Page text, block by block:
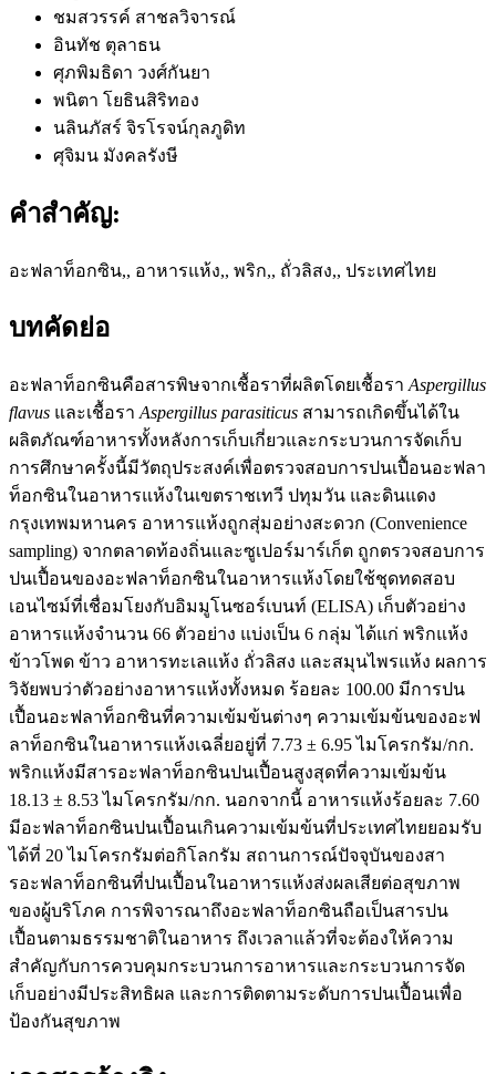
ชมสวรรค์ สาชลวิจารณ์
อินทัช ตุลาธน
ศุภพิมธิดา วงศ์กันยา
พนิตา โยธินสิริทอง
นลินภัสร์ จิรโรจน์กุลภูดิท
ศุจิมน มังคลรังษี
คำสำคัญ:
อะฟลาท็อกซิน,, อาหารแห้ง,, พริก,, ถั่วลิสง,, ประเทศไทย
บทคัดย่อ
อะฟลาท็อกซินคือสารพิษจากเชื้อราที่ผลิตโดยเชื้อรา Aspergillus
flavus และเชื้อรา Aspergillus parasiticus สามารถเกิดขึ้นได้ใน
ผลิตภัณฑ์อาหารทั้งหลังการเก็บเกี่ยวและกระบวนการจัดเก็บ
การศึกษาครั้งนี้มีวัตถุประสงค์เพื่อตรวจสอบการปนเปื้อนอะฟลา
ท็อกซินในอาหารแห้งในเขตราชเทวี ปทุมวัน และดินแดง
กรุงเทพมหานคร อาหารแห้งถูกสุ่มอย่างสะดวก (Convenience
sampling) จากตลาดท้องถิ่นและซูเปอร์มาร์เก็ต ถูกตรวจสอบการ
ปนเปื้อนของอะฟลาท็อกซินในอาหารแห้งโดยใช้ชุดทดสอบ
เอนไซม์ที่เชื่อมโยงกับอิมมูโนซอร์เบนท์ (ELISA) เก็บตัวอย่าง
อาหารแห้งจำนวน 66 ตัวอย่าง แบ่งเป็น 6 กลุ่ม ได้แก่ พริกแห้ง
ข้าวโพด ข้าว อาหารทะเลแห้ง ถั่วลิสง และสมุนไพรแห้ง ผลการ
วิจัยพบว่าตัวอย่างอาหารแห้งทั้งหมด ร้อยละ 100.00 มีการปน
เปื้อนอะฟลาท็อกซินที่ความเข้มข้นต่างๆ ความเข้มข้นของอะฟ
ลาท็อกซินในอาหารแห้งเฉลี่ยอยู่ที่ 7.73 ± 6.95 ไมโครกรัม/กก.
พริกแห้งมีสารอะฟลาท็อกซินปนเปื้อนสูงสุดที่ความเข้มข้น
18.13 ± 8.53 ไมโครกรัม/กก. นอกจากนี้ อาหารแห้งร้อยละ 7.60
มีอะฟลาท็อกซินปนเปื้อนเกินความเข้มข้นที่ประเทศไทยยอมรับ
ได้ที่ 20 ไมโครกรัมต่อกิโลกรัม สถานการณ์ปัจจุบันของสา
รอะฟลาท็อกซินที่ปนเปื้อนในอาหารแห้งส่งผลเสียต่อสุขภาพ
ของผู้บริโภค การพิจารณาถึงอะฟลาท็อกซินถือเป็นสารปน
เปื้อนตามธรรมชาติในอาหาร ถึงเวลาแล้วที่จะต้องให้ความ
สำคัญกับการควบคุมกระบวนการอาหารและกระบวนการจัด
เก็บอย่างมีประสิทธิผล และการติดตามระดับการปนเปื้อนเพื่อ
ป้องกันสุขภาพ